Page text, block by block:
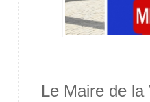
Le Maire de